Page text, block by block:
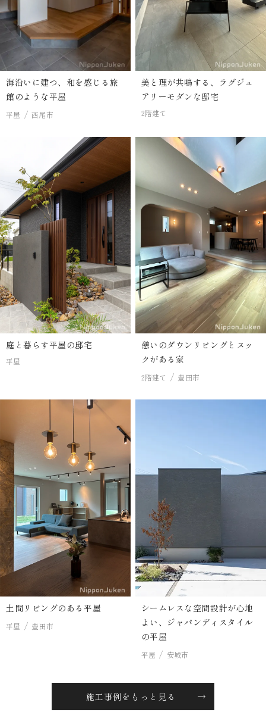
海沿いに建つ、和を感じる旅
館のような平屋
平屋 西尾市
美と理が共鳴する、ラグジュ
アリーモダンな邸宅
2階建て
庭と暮らす平屋の邸宅
平屋
憩いのダウンリビングとヌッ
クがある家
2階建て 豊田市
土間リビングのある平屋
平屋 豊田市
シームレスな空間設計が心地
よい、ジャパンディスタイル
の平屋
平屋 安城市
施工事例をもっと見る